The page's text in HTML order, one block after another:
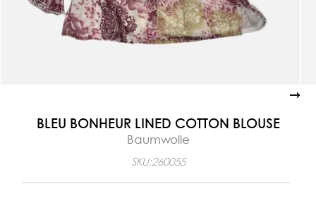
BLEU BONHEUR LINED COTTON BLOUSE
Baumwolle
SKU:260055